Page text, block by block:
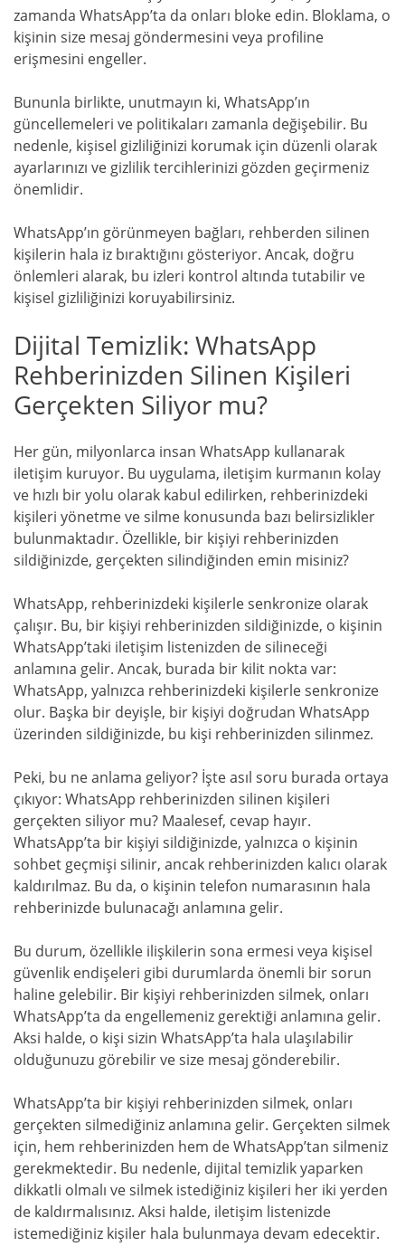
zamanda WhatsApp’ta da onları bloke edin. Bloklama, o
kişinin size mesaj göndermesini veya profiline
erişmesini engeller.
Bununla birlikte, unutmayın ki, WhatsApp’ın
güncellemeleri ve politikaları zamanla değişebilir. Bu
nedenle, kişisel gizliliğinizi korumak için düzenli olarak
ayarlarınızı ve gizlilik tercihlerinizi gözden geçirmeniz
önemlidir.
WhatsApp’ın görünmeyen bağları, rehberden silinen
kişilerin hala iz bıraktığını gösteriyor. Ancak, doğru
önlemleri alarak, bu izleri kontrol altında tutabilir ve
kişisel gizliliğinizi koruyabilirsiniz.
Dijital Temizlik: WhatsApp
Rehberinizden Silinen Kişileri
Gerçekten Siliyor mu?
Her gün, milyonlarca insan WhatsApp kullanarak
iletişim kuruyor. Bu uygulama, iletişim kurmanın kolay
ve hızlı bir yolu olarak kabul edilirken, rehberinizdeki
kişileri yönetme ve silme konusunda bazı belirsizlikler
bulunmaktadır. Özellikle, bir kişiyi rehberinizden
sildiğinizde, gerçekten silindiğinden emin misiniz?
WhatsApp, rehberinizdeki kişilerle senkronize olarak
çalışır. Bu, bir kişiyi rehberinizden sildiğinizde, o kişinin
WhatsApp’taki iletişim listenizden de silineceği
anlamına gelir. Ancak, burada bir kilit nokta var:
WhatsApp, yalnızca rehberinizdeki kişilerle senkronize
olur. Başka bir deyişle, bir kişiyi doğrudan WhatsApp
üzerinden sildiğinizde, bu kişi rehberinizden silinmez.
Peki, bu ne anlama geliyor? İşte asıl soru burada ortaya
çıkıyor: WhatsApp rehberinizden silinen kişileri
gerçekten siliyor mu? Maalesef, cevap hayır.
WhatsApp’ta bir kişiyi sildiğinizde, yalnızca o kişinin
sohbet geçmişi silinir, ancak rehberinizden kalıcı olarak
kaldırılmaz. Bu da, o kişinin telefon numarasının hala
rehberinizde bulunacağı anlamına gelir.
Bu durum, özellikle ilişkilerin sona ermesi veya kişisel
güvenlik endişeleri gibi durumlarda önemli bir sorun
haline gelebilir. Bir kişiyi rehberinizden silmek, onları
WhatsApp’ta da engellemeniz gerektiği anlamına gelir.
Aksi halde, o kişi sizin WhatsApp’ta hala ulaşılabilir
olduğunuzu görebilir ve size mesaj gönderebilir.
WhatsApp’ta bir kişiyi rehberinizden silmek, onları
gerçekten silmediğiniz anlamına gelir. Gerçekten silmek
için, hem rehberinizden hem de WhatsApp’tan silmeniz
gerekmektedir. Bu nedenle, dijital temizlik yaparken
dikkatli olmalı ve silmek istediğiniz kişileri her iki yerden
de kaldırmalısınız. Aksi halde, iletişim listenizde
istemediğiniz kişiler hala bulunmaya devam edecektir.